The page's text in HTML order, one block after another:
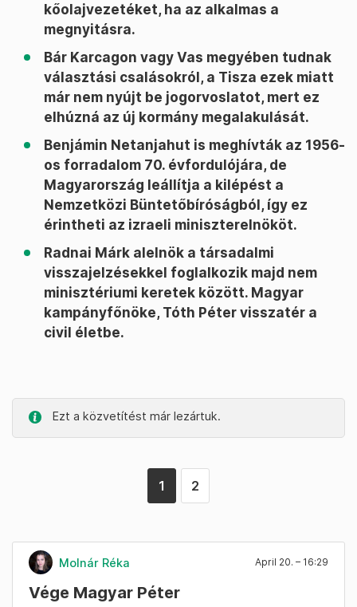
kőolajvezetéket, ha az alkalmas a
megnyitásra.
Bár Karcagon vagy Vas megyében tudnak
választási csalásokról, a Tisza ezek miatt
már nem nyújt be jogorvoslatot, mert ez
elhúzná az új kormány megalakulását.
Benjámin Netanjahut is meghívták az 1956-
os forradalom 70. évfordulójára, de
Magyarország leállítja a kilépést a
Nemzetközi Büntetőbíróságból, így ez
érintheti az izraeli miniszterelnököt.
Radnai Márk alelnök a társadalmi
visszajelzésekkel foglalkozik majd nem
minisztériumi keretek között. Magyar
kampányfőnöke, Tóth Péter visszatér a
civil életbe.
Ezt a közvetítést már lezártuk.
1 2
Molnár Réka April 20. – 16:29
Vége Magyar Péter